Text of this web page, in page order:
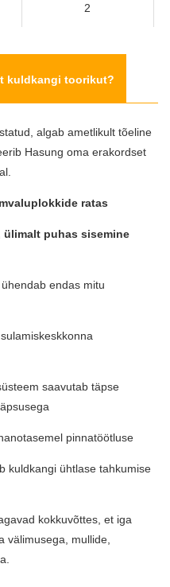
kuldkangi toorikut?
algab ametlikult tõeline
Hasung oma erakordset
ratas
puhas sisemine
ühendab endas mitu
saavutab täpse
pinnatöötluse
kuldkangi ühtlase tahkumise
kokkuvõttes, et iga
välimusega, mullide,